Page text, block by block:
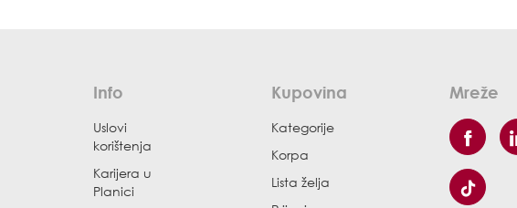
Info
Uslovi
korištenja
Karijera u
Planici
Kupovina
Kategorije
Korpa
Lista želja
Mreže